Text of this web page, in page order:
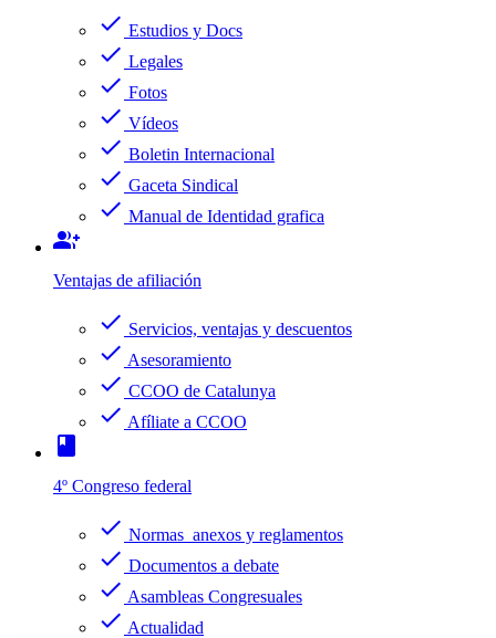
check Estudios y Docs
check Legales
check Fotos
check Vídeos
check Boletin Internacional
check Gaceta Sindical
check Manual de Identidad grafica
group_add
Ventajas de afiliación
check Servicios, ventajas y descuentos
check Asesoramiento
check CCOO de Catalunya
check Afíliate a CCOO
book
4º Congreso federal
check Normas anexos y reglamentos
check Documentos a debate
check Asambleas Congresuales
check Actualidad